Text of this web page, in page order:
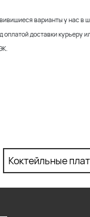
варианты у нас в
оплатой доставки курьеру
Коктейльные